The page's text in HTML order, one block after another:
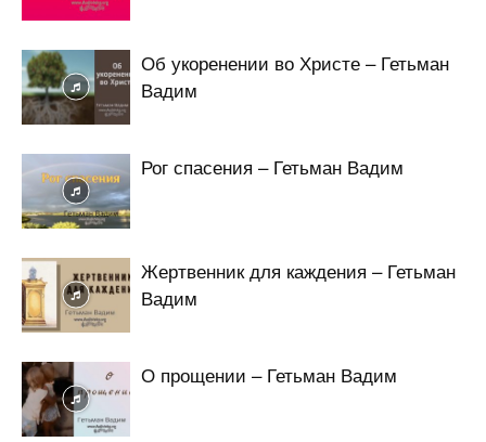
Об укоренении во Христе – Гетьман
Вадим
Рог спасения – Гетьман Вадим
Жертвенник для каждения – Гетьман
Вадим
О прощении – Гетьман Вадим